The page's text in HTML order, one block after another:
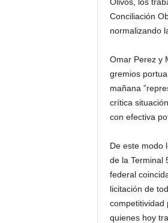
Conciliación
normalizando
Omar Perez y
gremios
mañana
crítica
con efectiva
De este modo
de la Terminal
federal
licitación de
competitividad
quienes hoy